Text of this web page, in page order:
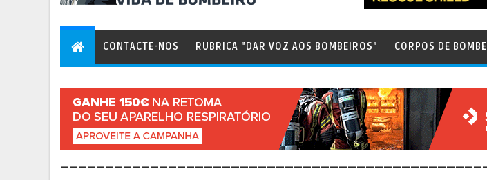
CONTACTE-NOS RUBRICA "DAR VOZ AOS BOMBEIROS" CORPOS DE